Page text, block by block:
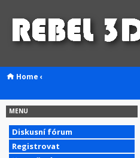
Home ‹
MENU
Diskusní fórum
Registrovat